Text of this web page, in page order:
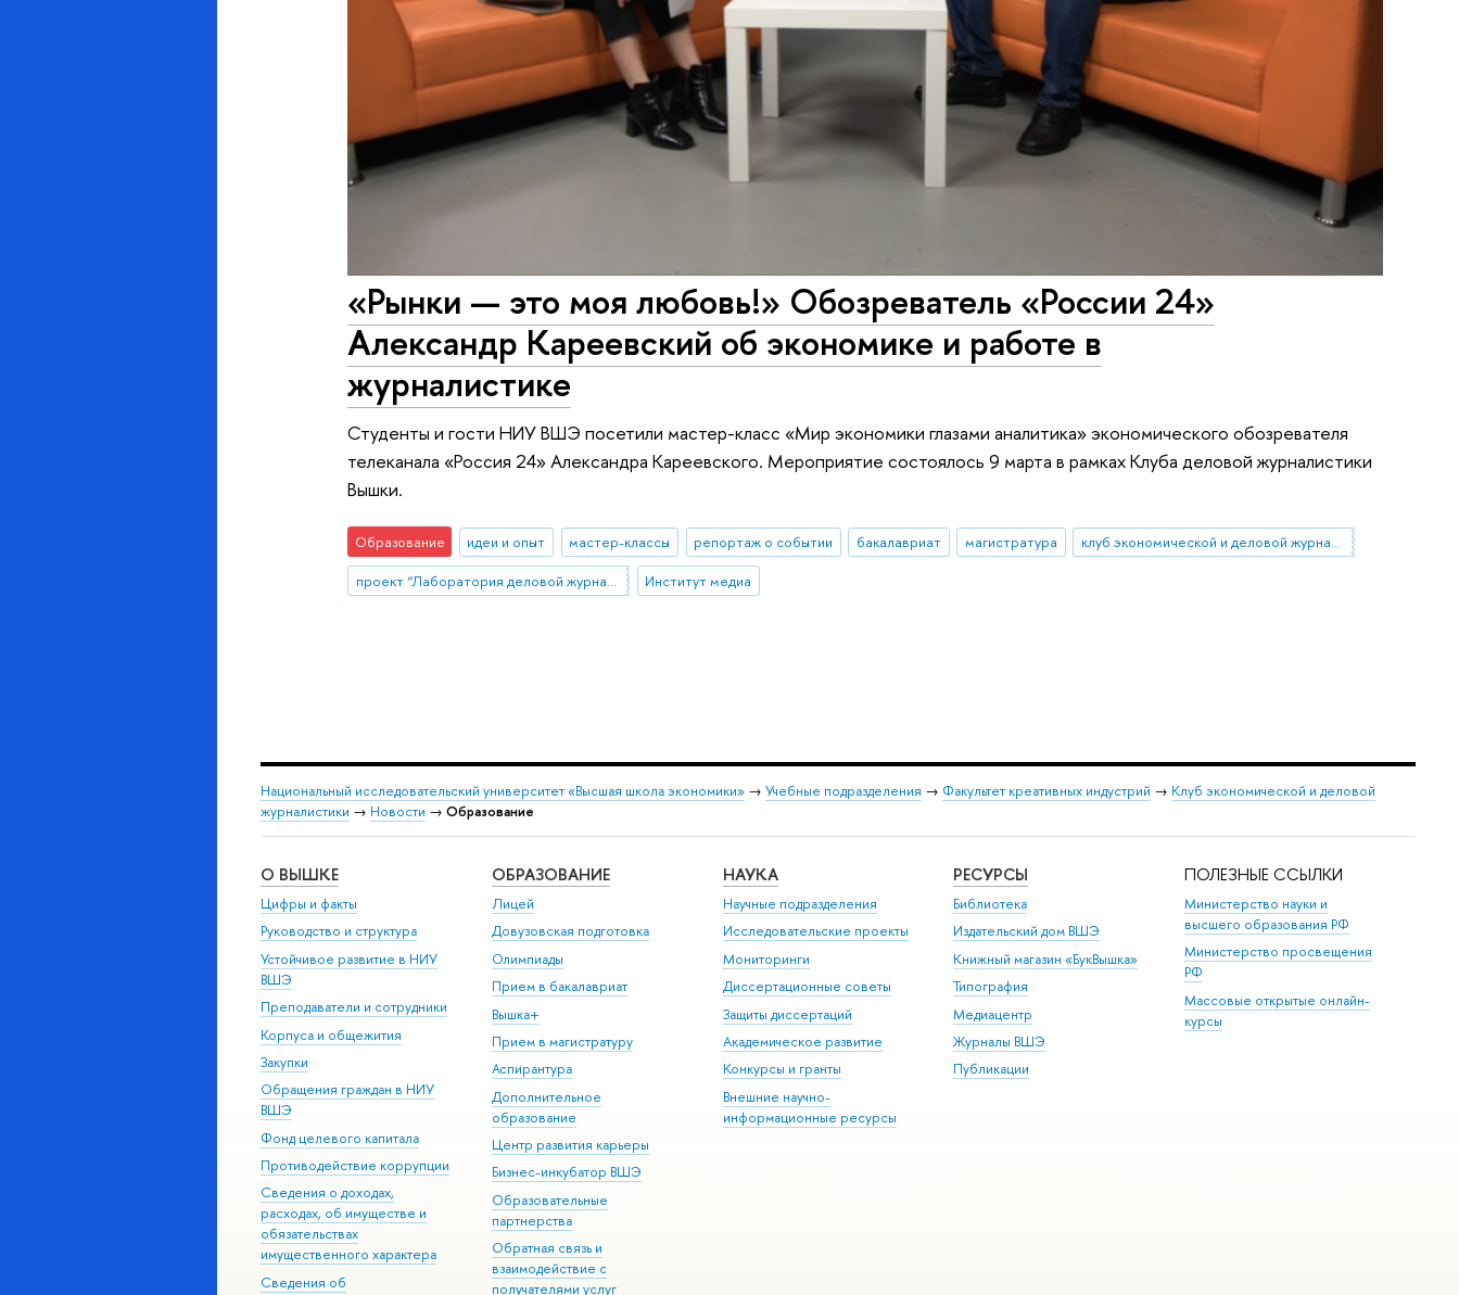
«Рынки — это моя любовь!» Обозреватель «России 24»
Александр Кареевский об экономике и работе в
журналистике
Студенты и гости НИУ ВШЭ посетили мастер-класс «Мир экономики глазами аналитика» экономического обозревателя
телеканала «Россия 24» Александра Кареевского. Мероприятие состоялось 9 марта в рамках Клуба деловой журналистики
Вышки.
Образование идеи и опыт мастер-классы репортаж о событии бакалавриат магистратура
клуб экономической и деловой журналистики
проект “Лаборатория деловой журналистики”
Институт медиа
Национальный исследовательский университет «Высшая школа экономики» → Учебные подразделения → Факультет креативных индустрий → Клуб экономической и деловой
журналистики → Новости → Образование
О ВЫШКЕ
Цифры и факты
Руководство и структура
Устойчивое развитие в НИУ
ВШЭ
Преподаватели и сотрудники
Корпуса и общежития
Закупки
Обращения граждан в НИУ
ВШЭ
Фонд целевого капитала
Противодействие коррупции
Сведения о доходах,
расходах, об имуществе и
обязательствах
имущественного характера
Сведения об
ОБРАЗОВАНИЕ
Лицей
Довузовская подготовка
Олимпиады
Прием в бакалавриат
Вышка+
Прием в магистратуру
Аспирантура
Дополнительное
образование
Центр развития карьеры
Бизнес-инкубатор ВШЭ
Образовательные
партнерства
Обратная связь и
взаимодействие с
получателями услуг
НАУКА
Научные подразделения
Исследовательские проекты
Мониторинги
Диссертационные советы
Защиты диссертаций
Академическое развитие
Конкурсы и гранты
Внешние научно-
информационные ресурсы
РЕСУРСЫ
Библиотека
Издательский дом ВШЭ
Книжный магазин «БукВышка»
Типография
Медиацентр
Журналы ВШЭ
Публикации
ПОЛЕЗНЫЕ ССЫЛКИ
Министерство науки и
высшего образования РФ
Министерство просвещения
РФ
Массовые открытые онлайн-
курсы